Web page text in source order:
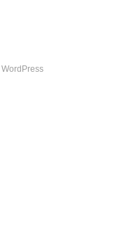
WordPress